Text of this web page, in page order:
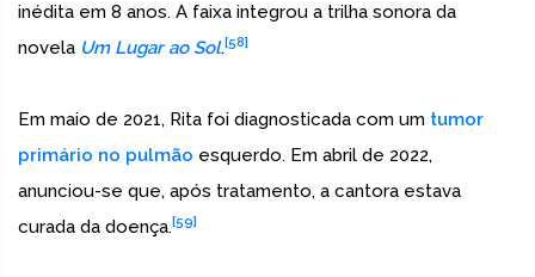
inédita em 8 anos. A faixa integrou a trilha sonora da
novela Um Lugar ao Sol.[58]
Em maio de 2021, Rita foi diagnosticada com um tumor
primário no pulmão esquerdo. Em abril de 2022,
anunciou-se que, após tratamento, a cantora estava
curada da doença.[59]